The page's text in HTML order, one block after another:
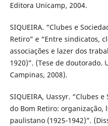
Editora Unicamp, 2004.
SIQUEIRA. “Clubes e
Retiro” e “Entre sindicatos,
associações e lazer dos
1920)”. (Tese de doutorado.
Campinas, 2008).
SIQUEIRA, Uassyr. “Clubes
do Bom Retiro:
paulistano (1925-1942)”.